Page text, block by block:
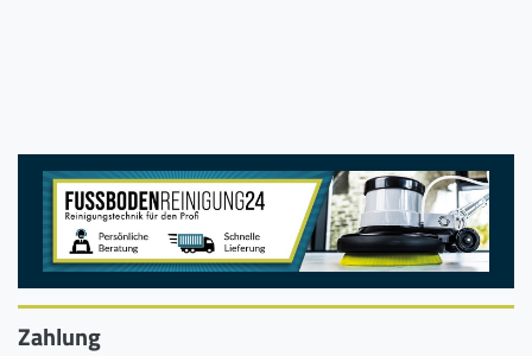
Zahlung